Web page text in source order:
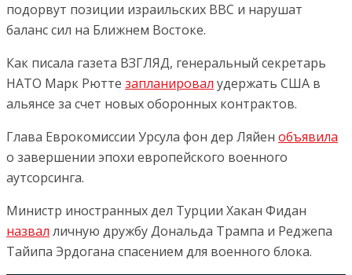
подорвут позиции израильских ВВС и нарушат
баланс сил на Ближнем Востоке.
Как писала газета ВЗГЛЯД, генеральный секретарь
НАТО Марк Рютте запланировал удержать США в
альянсе за счет новых оборонных контрактов.
Глава Еврокомиссии Урсула фон дер Ляйен объявила
о завершении эпохи европейского военного
аутсорсинга.
Министр иностранных дел Турции Хакан Фидан
назвал личную дружбу Дональда Трампа и Реджепа
Тайипа Эрдогана спасением для военного блока.